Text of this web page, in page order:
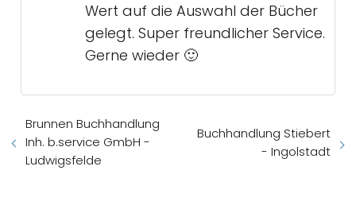
Wert auf die Auswahl der Bücher
gelegt. Super freundlicher Service.
Gerne wieder 🙂
Brunnen Buchhandlung
Inh. b.service GmbH -
Ludwigsfelde
Buchhandlung Stiebert
- Ingolstadt